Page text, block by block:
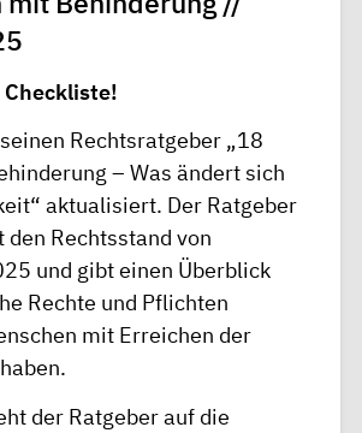
Rechtsratgeber „18
– Was ändert sich
aktualisiert. Der Ratgeber
Rechtsstand von
und gibt einen Überblick
Rechte und Pflichten
mit Erreichen der
der Ratgeber auf die